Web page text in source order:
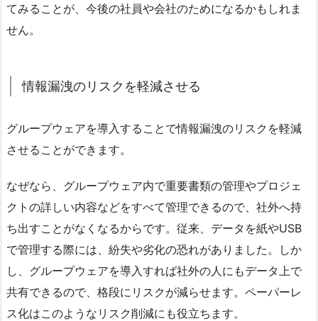
てみることが、今後の社員や会社のためになるかもしれま
せん。
情報漏洩のリスクを軽減させる
グループウェアを導入することで情報漏洩のリスクを軽減
させることができます。
なぜなら、グループウェア内で重要書類の管理やプロジェ
クトの詳しい内容などをすべて管理できるので、社外へ持
ち出すことがなくなるからです。従来、データを紙やUSB
で管理する際には、紛失や劣化の恐れがありました。しか
し、グループウェアを導入すれば社外の人にもデータ上で
共有できるので、格段にリスクが減らせます。ペーパーレ
ス化はこのようなリスク削減にも役立ちます。